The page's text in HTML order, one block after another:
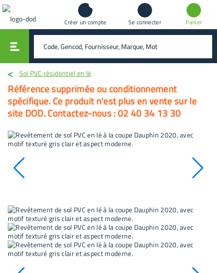
Créer un compte Se connecter Panier
rechercher
Sol PVC résidentiel en lé
Référence supprimée ou conditionnement
spécifique. Ce produit n'est plus en vente sur le
site DOD. Contactez-nous : 02 40 34 13 30